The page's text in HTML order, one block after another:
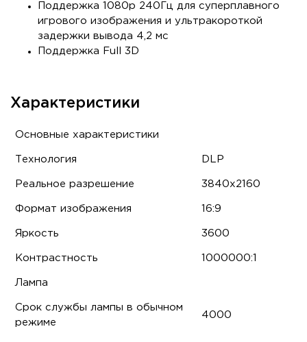
Поддержка 1080p 240Гц для суперплавного
игрового изображения и ультракороткой
задержки вывода 4,2 мс
Поддержка Full 3D
Характеристики
Основные характеристики
Технология DLP
Реальное разрешение 3840x2160
Формат изображения 16:9
Яркость 3600
Контрастность 1000000:1
Лампа
Срок службы лампы в обычном
режиме
4000